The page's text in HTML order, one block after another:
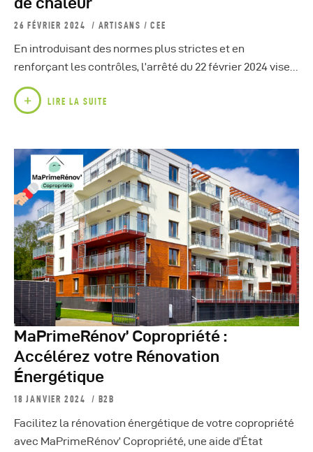
26 FÉVRIER 2024 ARTISANS /CEE
En introduisant des normes plus strictes et en
renforçant les contrôles, l’arrêté du 22 février 2024 vise…
LIRE LA SUITE
MaPrimeRénov’ Copropriété :
Accélérez votre Rénovation
Énergétique
18 JANVIER 2024 B2B
Facilitez la rénovation énergétique de votre copropriété
avec MaPrimeRénov’ Copropriété, une aide d’État